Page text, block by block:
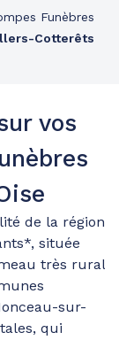
Funèbres
Cotterêts
vos
de la région
située
très rural
sur-
qui